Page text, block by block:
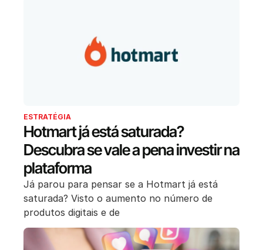
ESTRATÉGIA
Hotmart já está saturada?
Descubra se vale a pena investir na
plataforma
Já parou para pensar se a Hotmart já está
saturada? Visto o aumento no número de
produtos digitais e de